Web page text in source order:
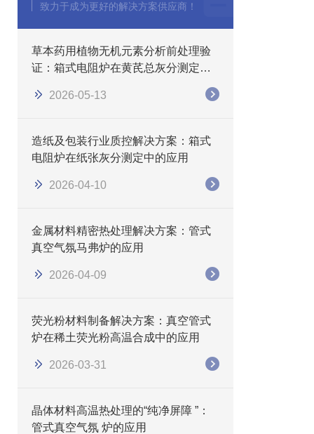
致力于成为更好的解决方案供应商！
草本药用植物无机元素分析前处理验
证：箱式电阻炉在黄芪总灰分测定中
2026-05-13
造纸及包装行业质控解决方案：箱式
电阻炉在纸张灰分测定中的应用
2026-04-10
金属材料精密热处理解决方案：管式
真空气氛马弗炉的应用
2026-04-09
荧光粉材料制备解决方案：真空管式
炉在稀土荧光粉高温合成中的应用
2026-03-31
晶体材料高温热处理的“纯净屏障 ”：
管式真空气氛 炉的应用